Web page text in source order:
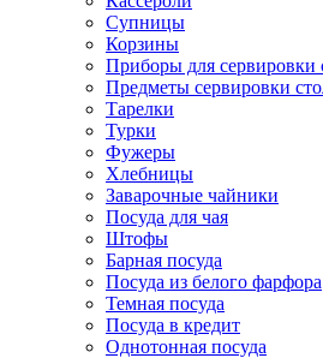
Супницы
Корзины
Приборы для сервировки
Предметы сервировки
Тарелки
Турки
Фужеры
Хлебницы
Заварочные чайники
Посуда для чая
Штофы
Барная посуда
Посуда из белого фарфора
Темная посуда
Посуда в кредит
Однотонная посуда